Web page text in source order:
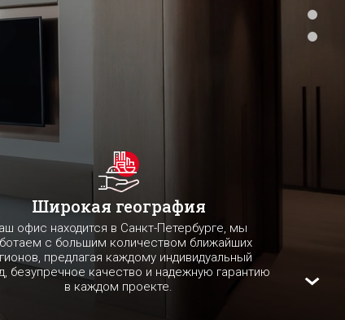
Широкая география
офис находится в Санкт-Петербурге, мы
с большим количеством ближайших
предлагая каждому индивидуальный
безупречное качество и надежную гарантию
в каждом проекте.